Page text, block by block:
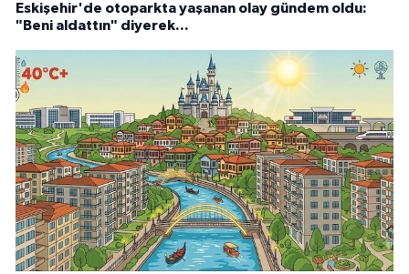
Eskişehir'de otoparkta yaşanan olay gündem oldu:
"Beni aldattın" diyerek...